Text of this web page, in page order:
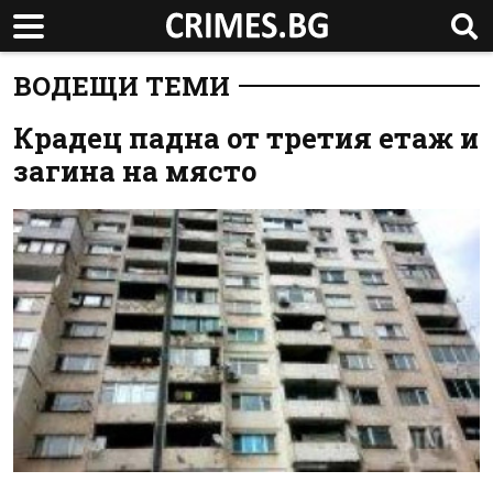
ВОДЕЩИ ТЕМИ
Крадец падна от третия етаж и
загина на място